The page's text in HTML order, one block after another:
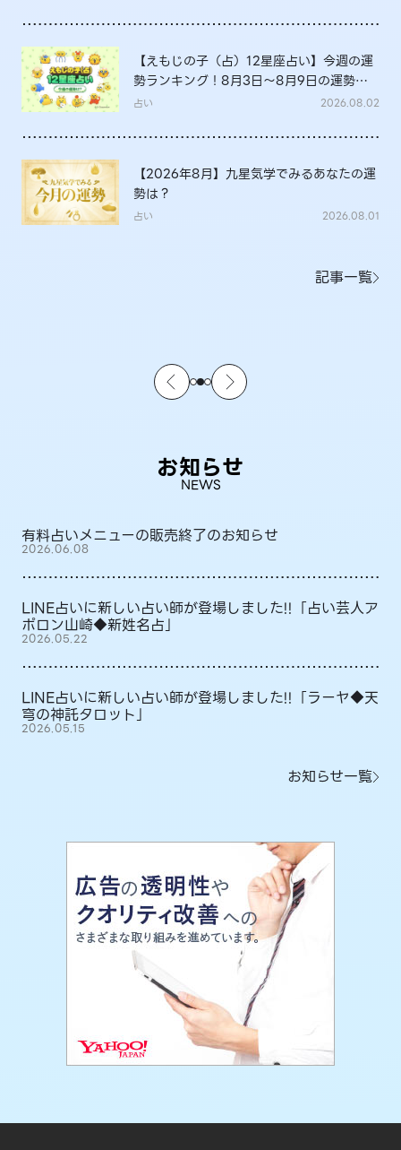
【えもじの子（占）12星座占い】今週の運
勢ランキング！8月3日～8月9日の運勢
は？
占い 2026.08.02
【2026年8月】九星気学でみるあなたの運
勢は？
占い 2026.08.01
記事一覧
お知らせ
NEWS
有料占いメニューの販売終了のお知らせ
2026.06.08
LINE占いに新しい占い師が登場しました!!「占い芸人ア
ポロン山崎◆新姓名占」
2026.05.22
LINE占いに新しい占い師が登場しました!!「ラーヤ◆天
穹の神託タロット」
2026.05.15
お知らせ一覧